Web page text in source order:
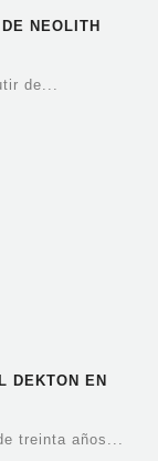
NEOLITH
de...
DEKTON EN
treinta años...